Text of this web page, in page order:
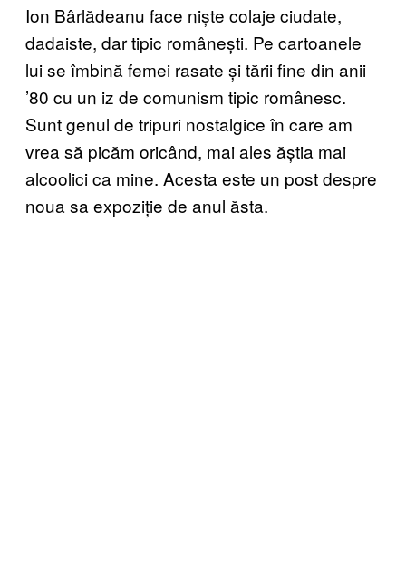
Ion Bârlădeanu face niște colaje ciudate,
dadaiste, dar tipic românești. Pe cartoanele
lui se îmbină femei rasate și tării fine din anii
’80 cu un iz de comunism tipic românesc.
Sunt genul de tripuri nostalgice în care am
vrea să picăm oricând, mai ales ăștia mai
alcoolici ca mine. Acesta este un post despre
noua sa expoziție de anul ăsta.